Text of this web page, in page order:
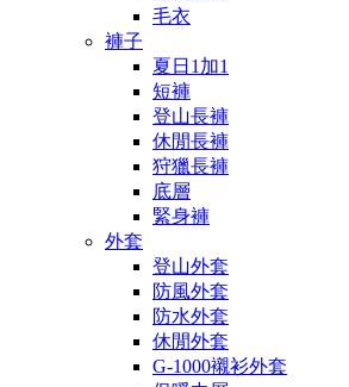
毛衣
褲子
夏日1加1
短褲
登山長褲
休閒長褲
狩獵長褲
底層
緊身褲
外套
登山外套
防風外套
防水外套
休閒外套
G-1000襯衫外套